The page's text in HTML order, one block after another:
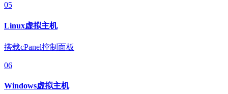
05
Linux虚拟主机
搭载cPanel控制面板
06
Windows虚拟主机